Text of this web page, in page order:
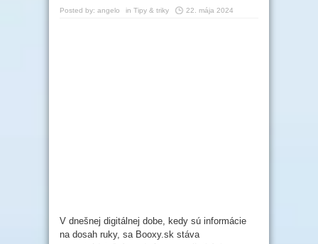
Posted by: angelo in Tipy & triky 22. mája 2024
V dnešnej digitálnej dobe, kedy sú informácie
na dosah ruky, sa Booxy.sk stáva